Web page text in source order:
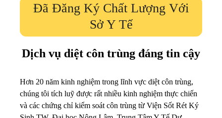
Đã Đăng Ký Chất Lượng Với
Sở Y Tế
Dịch vụ diệt côn trùng đáng tin cậy
Hơn 20 năm kinh nghiệm trong lĩnh vực diệt côn trùng,
chúng tôi tích luỹ được rất nhiều kinh nghiệm thực chiến
và các chứng chỉ kiểm soát côn trùng từ Viện Sốt Rét Ký